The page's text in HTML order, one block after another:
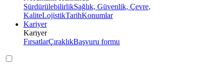
SürdürülebilirlikSağlık, Güvenlik, Çevre,
KaliteLojistikTarihKonumlar
Kariyer
Kariyer
FırsatlarÇıraklıkBaşvuru formu